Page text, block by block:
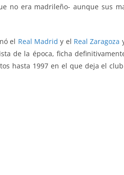
no era madrileño- aunque sus
el Real Madrid y el Real Zaragoza
de la época, ficha
hasta 1997 en el que deja el